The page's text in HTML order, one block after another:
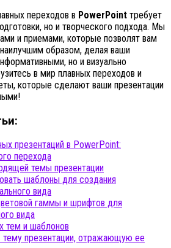
переходов в PowerPoint требует
но и творческого подхода. Мы
и приемами, которые позволят вам
образом, делая ваши
но и визуально
в мир плавных переходов и
которые сделают ваши презентации
презентаций в PowerPoint:
перехода
темы презентации
шаблоны для создания
вида
гаммы и шрифтов для
вида
тем и шаблонов
тему презентации, отражающую ее